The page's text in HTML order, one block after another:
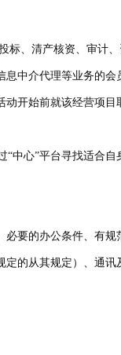
标、清产核资、审计
中介代理等业务的会
动开始前就该经营项目
“中心”平台寻找适合自
必要的办公条件、有规
定的从其规定）、通讯